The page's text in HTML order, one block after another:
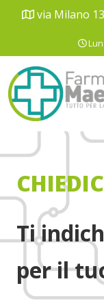
via Milano
Ti
per il